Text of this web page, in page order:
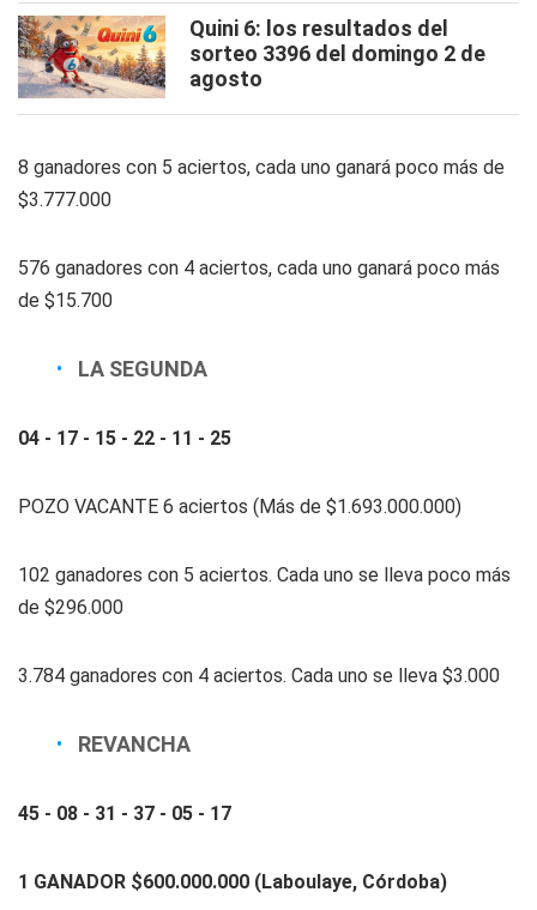
Quini 6: los resultados del
sorteo 3396 del domingo 2 de
agosto
8 ganadores con 5 aciertos, cada uno ganará poco más de
$3.777.000
576 ganadores con 4 aciertos, cada uno ganará poco más
de $15.700
LA SEGUNDA
04 - 17 - 15 - 22 - 11 - 25
POZO VACANTE 6 aciertos (Más de $1.693.000.000)
102 ganadores con 5 aciertos. Cada uno se lleva poco más
de $296.000
3.784 ganadores con 4 aciertos. Cada uno se lleva $3.000
REVANCHA
45 - 08 - 31 - 37 - 05 - 17
1 GANADOR $600.000.000 (Laboulaye, Córdoba)